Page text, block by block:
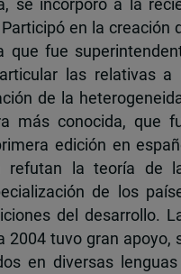
se incorporó a la
en la creación
que fue
las relativas a
de la
más conocida, que
edición en
refutan la teoría de
de los
del desarrollo.
2004 tuvo gran apoyo,
en diversas